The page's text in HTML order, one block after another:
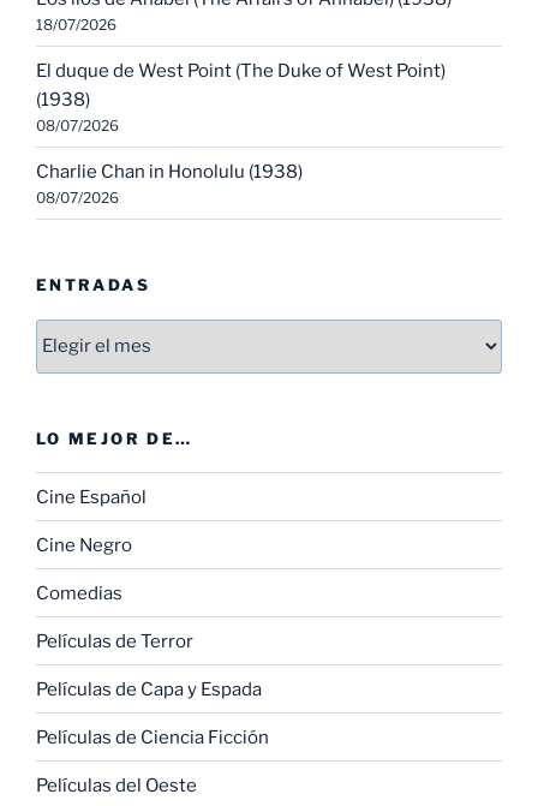
18/07/2026
El duque de West Point (The Duke of West Point)
(1938)
08/07/2026
Charlie Chan in Honolulu (1938)
08/07/2026
ENTRADAS
Entradas
LO MEJOR DE…
Cine Español
Cine Negro
Comedias
Películas de Terror
Películas de Capa y Espada
Películas de Ciencia Ficción
Películas del Oeste